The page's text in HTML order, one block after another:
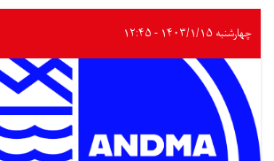
چهارشنبه ۱۴۰۳/۱/۱۵ - ۱۲:۴۵